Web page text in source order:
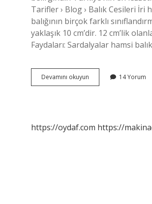
Tarifler › Blog › Balık Cesileri
balığının birçok farklı
yaklaşık 10 cm’dir. 12 cm’lik
Faydaları: Sardalyalar hamsi
Devamını okuyun Hamsinin
Büyüğüne
14 Yorum
https://oydaf.com https://